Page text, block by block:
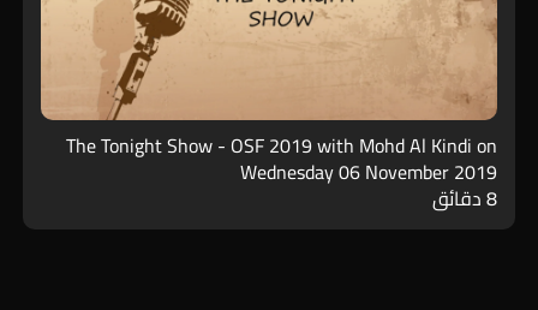
The Tonight Show - OSF 2019 with Mohd Al Kindi on
Wednesday 06 November 2019
8 دقائق